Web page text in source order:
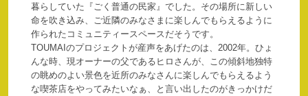
暮らしていた『ごく普通の民家』でした。その場所に新しい
命を吹き込み、ご近隣のみなさまに楽しんでもらえるように
作られたコミュニティースペースだそうです。
TOUMAIのプロジェクトが産声をあげたのは、2002年。ひょ
んな時、現オーナーの父であるヒロさんが、この傾斜地独特
の眺めのよい景色を近所のみなさんに楽しんでもらえるよう
な喫茶店をやってみたいなぁ、と言い出したのがきっかけだ